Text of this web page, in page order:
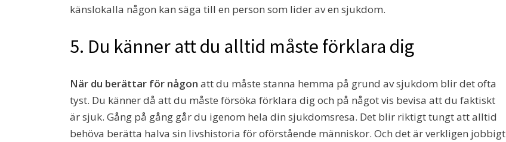
känslokalla någon kan säga till en person som lider av en sjukdom.
5. Du känner att du alltid måste förklara dig
När du berättar för någon att du måste stanna hemma på grund av sjukdom blir det ofta
tyst. Du känner då att du måste försöka förklara dig och på något vis bevisa att du faktiskt
är sjuk. Gång på gång går du igenom hela din sjukdomsresa. Det blir riktigt tungt att alltid
behöva berätta halva sin livshistoria för oförstående människor. Och det är verkligen jobbigt